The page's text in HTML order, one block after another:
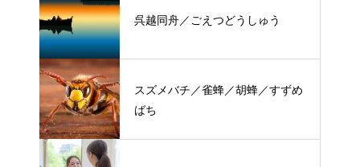
呉越同舟／ごえつどうしゅう
スズメバチ／雀蜂／胡蜂／すずめ
ばち